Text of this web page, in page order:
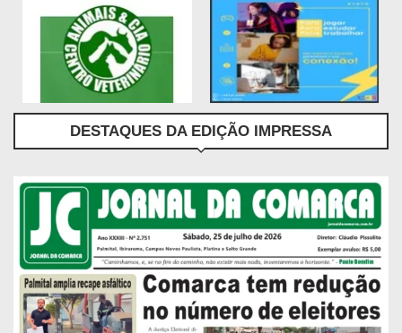
DESTAQUES DA EDIÇÃO IMPRESSA